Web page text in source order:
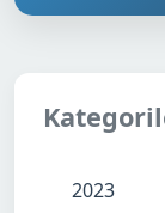
2023